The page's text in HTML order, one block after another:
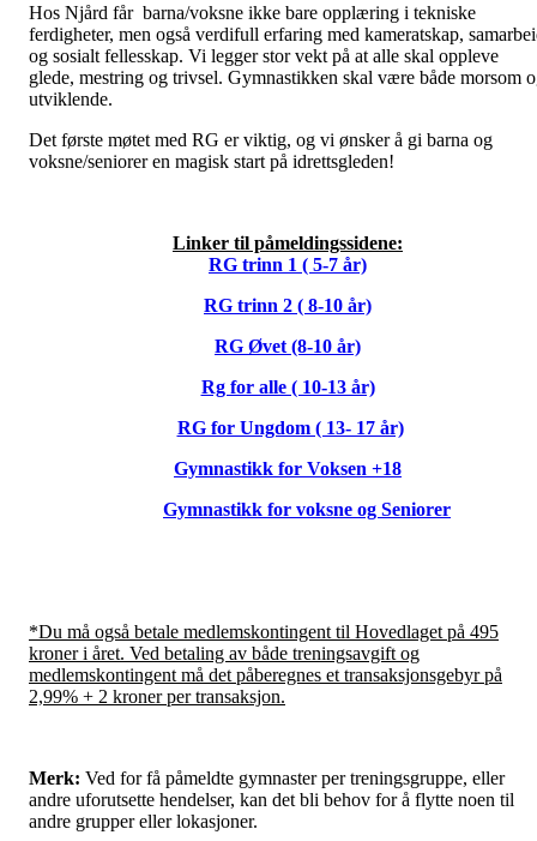
Hos Njård får barna/voksne ikke bare opplæring i tekniske
ferdigheter, men også verdifull erfaring med kameratskap,
og sosialt fellesskap. Vi legger stor vekt på at alle skal oppleve
glede, mestring og trivsel. Gymnastikken skal være både morsom
utviklende.
Det første møtet med RG er viktig, og vi ønsker å gi barna og
voksne/seniorer en magisk start på idrettsgleden!
Linker til påmeldingssidene:
RG trinn 1 ( 5-7 år)
RG trinn 2 ( 8-10 år)
RG Øvet (8-10 år)
Rg for alle ( 10-13 år)
RG for Ungdom ( 13- 17 år)
Gymnastikk for Voksen +18
Gymnastikk for voksne og Seniorer
*Du må også betale medlemskontingent til Hovedlaget på 495
kroner i året. Ved betaling av både treningsavgift og
medlemskontingent må det påberegnes et transaksjonsgebyr på
2,99% + 2 kroner per transaksjon.
Merk: Ved for få påmeldte gymnaster per treningsgruppe, eller
andre uforutsette hendelser, kan det bli behov for å flytte noen til
andre grupper eller lokasjoner.